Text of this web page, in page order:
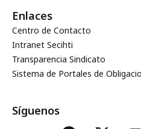
Enlaces
Centro de Contacto
Intranet Secihti
Transparencia Sindicato
Sistema de Portales de
Síguenos